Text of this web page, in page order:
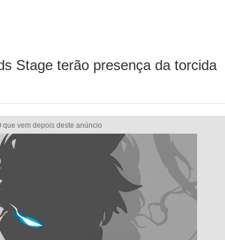
Stage terão presença da torcida